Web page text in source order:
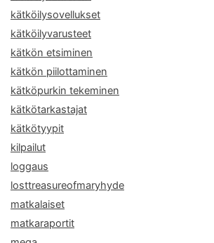
kätköilysovellukset
kätköilyvarusteet
kätkön etsiminen
kätkön piilottaminen
kätköpurkin tekeminen
kätkötarkastajat
kätkötyypit
kilpailut
loggaus
losttreasureofmaryhyde
matkalaiset
matkaraportit